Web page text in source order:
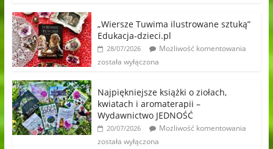
„Wiersze Tuwima ilustrowane sztuką”
Edukacja-dzieci.pl
28/07/2026
Możliwość komentowania
została wyłączona
Najpiękniejsze książki o ziołach,
kwiatach i aromaterapii –
Wydawnictwo JEDNOŚĆ
20/07/2026
Możliwość komentowania
została wyłączona